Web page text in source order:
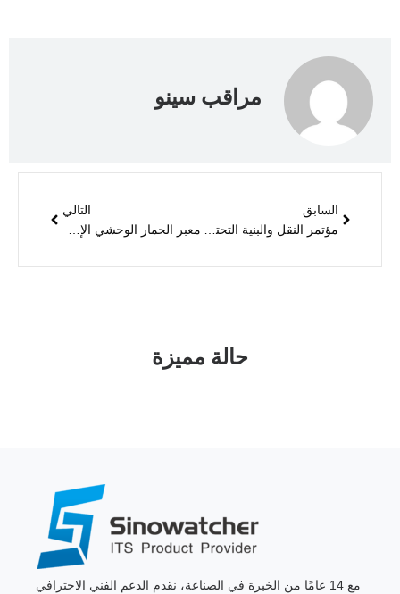
مراقب سينو
السابق
التالي
حالة مميزة
مع 14 عامًا من الخبرة في الصناعة، نقدم الدعم الفني الاحترافي